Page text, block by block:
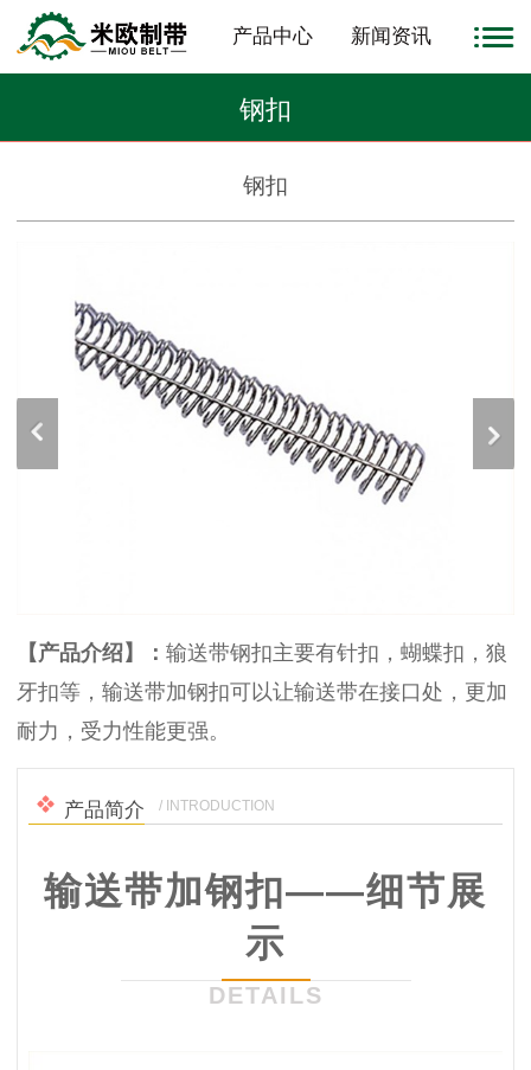
产品中心 新闻资讯
钢扣
钢扣
【产品介绍】 ： 输送带钢扣主要有针扣，蝴蝶扣，狼
牙扣等，输送带加钢扣可以让输送带在接口处，更加
耐力，受力性能更强。
产品简介 / INTRODUCTION
输送带加钢扣——细节展
示
DETAILS